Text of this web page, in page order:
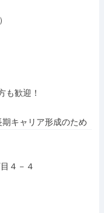
も歓迎！
キャリア形成のため
４－４